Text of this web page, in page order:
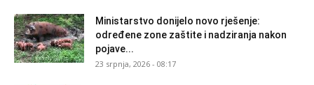
Ministarstvo donijelo novo rješenje:
određene zone zaštite i nadziranja nakon
pojave...
23 srpnja, 2026 - 08:17